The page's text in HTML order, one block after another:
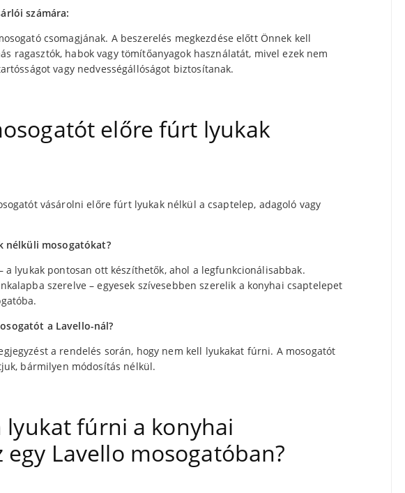
számára:
csomagjának. A beszerelés megkezdése előtt Önnek kell
ragasztók, habok vagy tömítőanyagok használatát, mivel ezek nem
vagy nedvességállóságot biztosítanak.
előre fúrt lyukak
vásárolni előre fúrt lyukak nélkül a csaptelep, adagoló vagy
nélküli mosogatókat?
a lyukak pontosan ott készíthetők, ahol a legfunkcionálisabbak.
szerelve – egyesek szívesebben szerelik a konyhai csaptelepet
a Lavello-nál?
a rendelés során, hogy nem kell lyukakat fúrni. A mosogatót
bármilyen módosítás nélkül.
lyukat fúrni a konyhai
Lavello mosogatóban?